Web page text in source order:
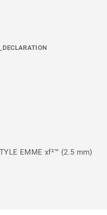
EMME xf²™ (2.5 mm)